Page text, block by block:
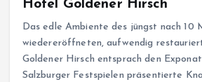
Hotel Goldener Hirsch
Das edle Ambiente des jüngst nach 10
wiedereröffneten, aufwendig
Goldener Hirsch entsprach den
Salzburger Festspielen präsentierte